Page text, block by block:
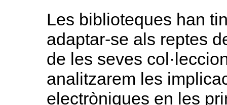
Les biblioteques han
adaptar-se als reptes
de les seves
analitzarem les
electròniques en les